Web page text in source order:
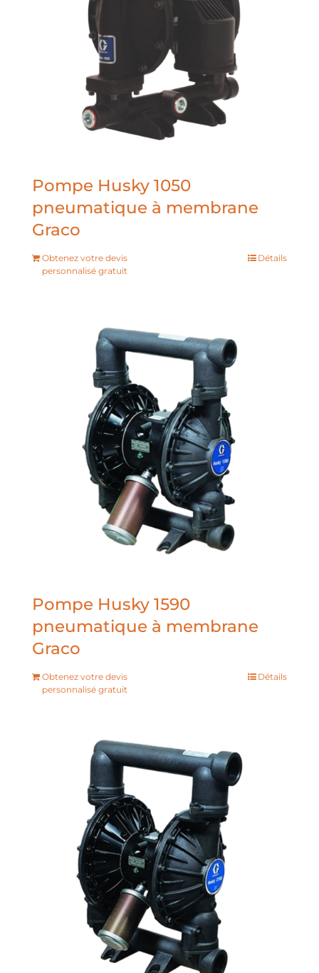
Pompe Husky 1050
pneumatique à membrane
Graco
Obtenez votre devis
personnalisé gratuit
Détails
Pompe Husky 1590
pneumatique à membrane
Graco
Obtenez votre devis
personnalisé gratuit
Détails